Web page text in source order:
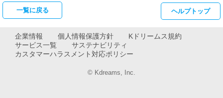
企業情報 個人情報保護方針
Kドリームス規約
サービス一覧
サステナビリティ
カスタマーハラスメント対応ポリシー
© Kdreams, Inc.